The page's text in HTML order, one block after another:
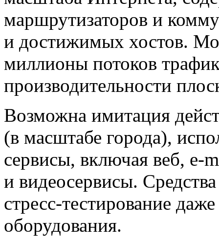
маршрутизаторов и
и достижимых хостов.
миллионы потоков
производительности
Возможна имитация
(в масштабе города),
сервисы, включая веб, e-
и видеосервисы.
стресс-тестирование
оборудования.